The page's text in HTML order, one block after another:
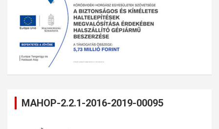
MAHOP-2.2.1-2016-2019-00095